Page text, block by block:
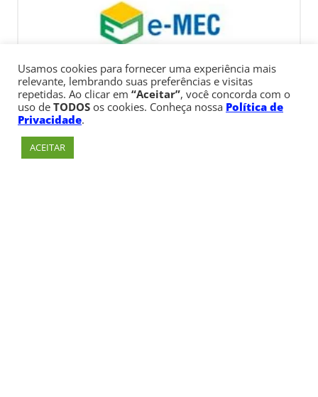
Usamos cookies para fornecer uma experiência mais
relevante, lembrando suas preferências e visitas
repetidas. Ao clicar em “Aceitar”, você concorda com o
uso de TODOS os cookies. Conheça nossa Política de
Privacidade.
ACEITAR